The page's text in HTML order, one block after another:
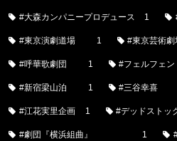
#大森カンパニープロデュース 1
#東京演劇道場 1 #東京芸術劇
#呼華歌劇団 1 #フェルフェン
#新宿梁山泊 1 #三谷幸喜
#江花実里企画 1 #デッドストッ
#劇団『横浜組曲』 1